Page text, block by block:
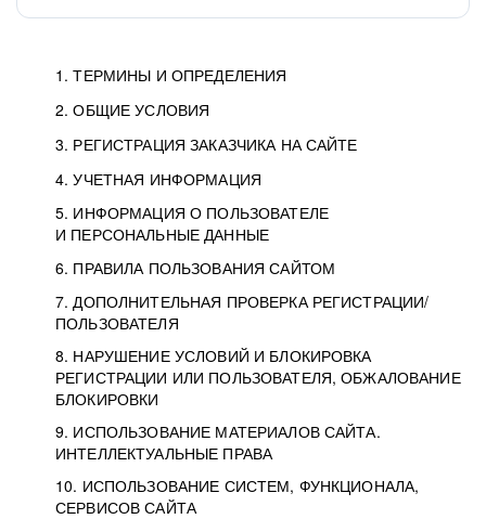
1. ТЕРМИНЫ И ОПРЕДЕЛЕНИЯ
2. ОБЩИЕ УСЛОВИЯ
3. РЕГИСТРАЦИЯ ЗАКАЗЧИКА НА САЙТЕ
4. УЧЕТНАЯ ИНФОРМАЦИЯ
5. ИНФОРМАЦИЯ О ПОЛЬЗОВАТЕЛЕ
И ПЕРСОНАЛЬНЫЕ ДАННЫЕ
6. ПРАВИЛА ПОЛЬЗОВАНИЯ САЙТОМ
7. ДОПОЛНИТЕЛЬНАЯ ПРОВЕРКА РЕГИСТРАЦИИ/
ПОЛЬЗОВАТЕЛЯ
8. НАРУШЕНИЕ УСЛОВИЙ И БЛОКИРОВКА
РЕГИСТРАЦИИ ИЛИ ПОЛЬЗОВАТЕЛЯ, ОБЖАЛОВАНИЕ
БЛОКИРОВКИ
9. ИСПОЛЬЗОВАНИЕ МАТЕРИАЛОВ САЙТА.
ИНТЕЛЛЕКТУАЛЬНЫЕ ПРАВА
10. ИСПОЛЬЗОВАНИЕ СИСТЕМ, ФУНКЦИОНАЛА,
СЕРВИСОВ САЙТА